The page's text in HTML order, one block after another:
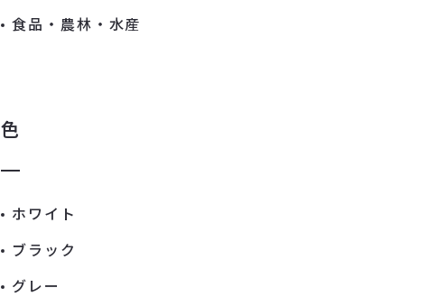
食品・農林・水産
色
ホワイト
ブラック
グレー